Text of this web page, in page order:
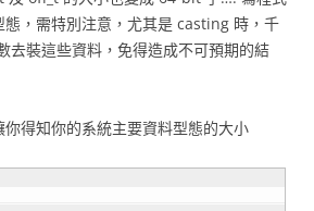
態，需特別注意，尤其是 casting 時，千
去裝這些資料，免得造成不可預期的結
得知你的系統主要資料型態的大小